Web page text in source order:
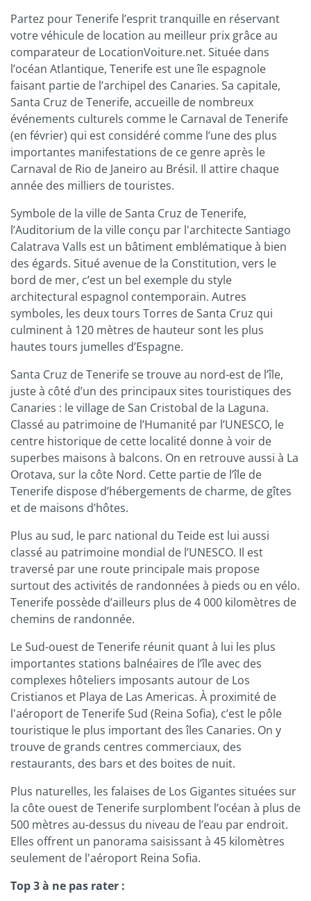
Partez pour Tenerife l’esprit tranquille en réservant
votre véhicule de location au meilleur prix grâce au
comparateur de LocationVoiture.net. Située dans
l’océan Atlantique, Tenerife est une île espagnole
faisant partie de l’archipel des Canaries. Sa capitale,
Santa Cruz de Tenerife, accueille de nombreux
événements culturels comme le Carnaval de Tenerife
(en février) qui est considéré comme l’une des plus
importantes manifestations de ce genre après le
Carnaval de Rio de Janeiro au Brésil. Il attire chaque
année des milliers de touristes.
Symbole de la ville de Santa Cruz de Tenerife,
l’Auditorium de la ville conçu par l'architecte Santiago
Calatrava Valls est un bâtiment emblématique à bien
des égards. Situé avenue de la Constitution, vers le
bord de mer, c’est un bel exemple du style
architectural espagnol contemporain. Autres
symboles, les deux tours Torres de Santa Cruz qui
culminent à 120 mètres de hauteur sont les plus
hautes tours jumelles d’Espagne.
Santa Cruz de Tenerife se trouve au nord-est de l’île,
juste à côté d’un des principaux sites touristiques des
Canaries : le village de San Cristobal de la Laguna.
Classé au patrimoine de l’Humanité par l’UNESCO, le
centre historique de cette localité donne à voir de
superbes maisons à balcons. On en retrouve aussi à La
Orotava, sur la côte Nord. Cette partie de l’île de
Tenerife dispose d’hébergements de charme, de gîtes
et de maisons d’hôtes.
Plus au sud, le parc national du Teide est lui aussi
classé au patrimoine mondial de l’UNESCO. Il est
traversé par une route principale mais propose
surtout des activités de randonnées à pieds ou en vélo.
Tenerife possède d’ailleurs plus de 4 000 kilomètres de
chemins de randonnée.
Le Sud-ouest de Tenerife réunit quant à lui les plus
importantes stations balnéaires de l’île avec des
complexes hôteliers imposants autour de Los
Cristianos et Playa de Las Americas. À proximité de
l'aéroport de Tenerife Sud (Reina Sofia), c’est le pôle
touristique le plus important des îles Canaries. On y
trouve de grands centres commerciaux, des
restaurants, des bars et des boites de nuit.
Plus naturelles, les falaises de Los Gigantes situées sur
la côte ouest de Tenerife surplombent l’océan à plus de
500 mètres au-dessus du niveau de l’eau par endroit.
Elles offrent un panorama saisissant à 45 kilomètres
seulement de l'aéroport Reina Sofia.
Top 3 à ne pas rater :